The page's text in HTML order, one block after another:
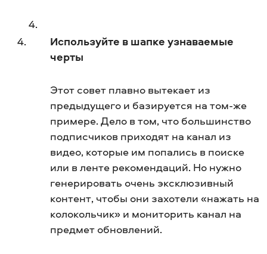
Используйте в шапке узнаваемые
черты
Этот совет плавно вытекает из
предыдущего и базируется на том-же
примере. Дело в том, что большинство
подписчиков приходят на канал из
видео, которые им попались в поиске
или в ленте рекомендаций. Но нужно
генерировать очень эксклюзивный
контент, чтобы они захотели «нажать на
колокольчик» и мониторить канал на
предмет обновлений.